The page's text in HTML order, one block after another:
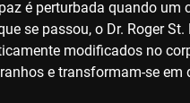
é perturbada quando um
se passou, o Dr. Roger
modificados no
e transformam-se em